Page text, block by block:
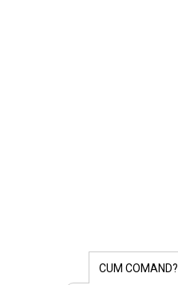
CUM COMAND?